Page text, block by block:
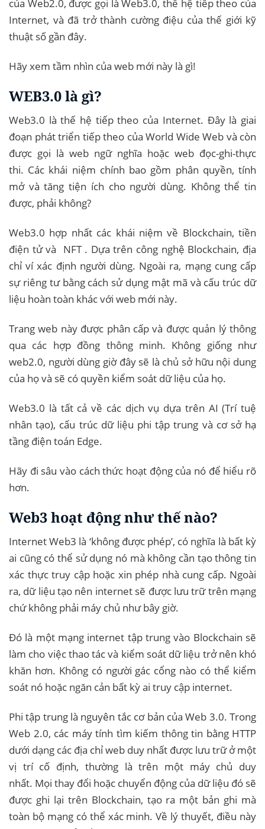
của Web2.0, được gọi là Web3.0, thế hệ tiếp theo của
Internet, và đã trở thành cường điệu của thế giới kỹ
thuật số gần đây.
Hãy xem tầm nhìn của web mới này là gì!
WEB3.0 là gì?
Web3.0 là thế hệ tiếp theo của Internet. Đây là giai
đoạn phát triển tiếp theo của World Wide Web và còn
được gọi là web ngữ nghĩa hoặc web đọc-ghi-thực
thi. Các khái niệm chính bao gồm phân quyền, tính
mở và tăng tiện ích cho người dùng. Không thể tin
được, phải không?
Web3.0 hợp nhất các khái niệm về Blockchain, tiền
điện tử và NFT . Dựa trên công nghệ Blockchain, địa
chỉ ví xác định người dùng. Ngoài ra, mạng cung cấp
sự riêng tư bằng cách sử dụng mật mã và cấu trúc dữ
liệu hoàn toàn khác với web mới này.
Trang web này được phân cấp và được quản lý thông
qua các hợp đồng thông minh. Không giống như
web2.0, người dùng giờ đây sẽ là chủ sở hữu nội dung
của họ và sẽ có quyền kiểm soát dữ liệu của họ.
Web3.0 là tất cả về các dịch vụ dựa trên AI (Trí tuệ
nhân tạo), cấu trúc dữ liệu phi tập trung và cơ sở hạ
tầng điện toán Edge.
Hãy đi sâu vào cách thức hoạt động của nó để hiểu rõ
hơn.
Web3 hoạt động như thế nào?
Internet Web3 là ‘không được phép’, có nghĩa là bất kỳ
ai cũng có thể sử dụng nó mà không cần tạo thông tin
xác thực truy cập hoặc xin phép nhà cung cấp. Ngoài
ra, dữ liệu tạo nên internet sẽ được lưu trữ trên mạng
chứ không phải máy chủ như bây giờ.
Đó là một mạng internet tập trung vào Blockchain sẽ
làm cho việc thao tác và kiểm soát dữ liệu trở nên khó
khăn hơn. Không có người gác cổng nào có thể kiểm
soát nó hoặc ngăn cản bất kỳ ai truy cập internet.
Phi tập trung là nguyên tắc cơ bản của Web 3.0. Trong
Web 2.0, các máy tính tìm kiếm thông tin bằng HTTP
dưới dạng các địa chỉ web duy nhất được lưu trữ ở một
vị trí cố định, thường là trên một máy chủ duy
nhất. Mọi thay đổi hoặc chuyển động của dữ liệu đó sẽ
được ghi lại trên Blockchain, tạo ra một bản ghi mà
toàn bộ mạng có thể xác minh. Về lý thuyết, điều này